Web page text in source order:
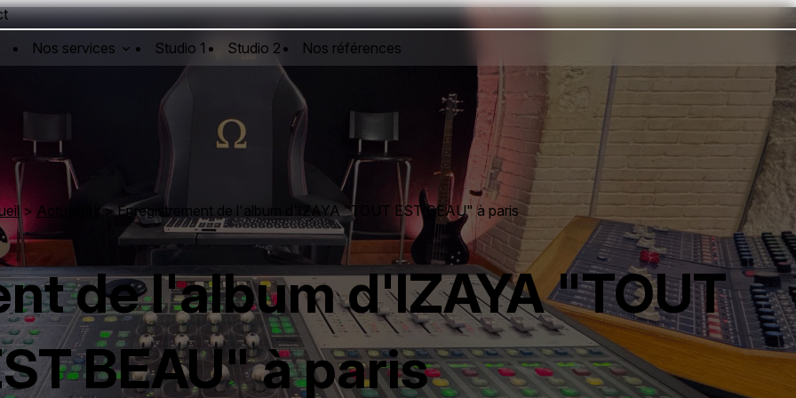
Nos services
Studio 1 Studio 2 Nos références
> Actualités > Enregistrement de l'album d'IZAYA "TOUT EST BEAU" à paris
de l'album d'IZAYA "TOUT
BEAU" à paris